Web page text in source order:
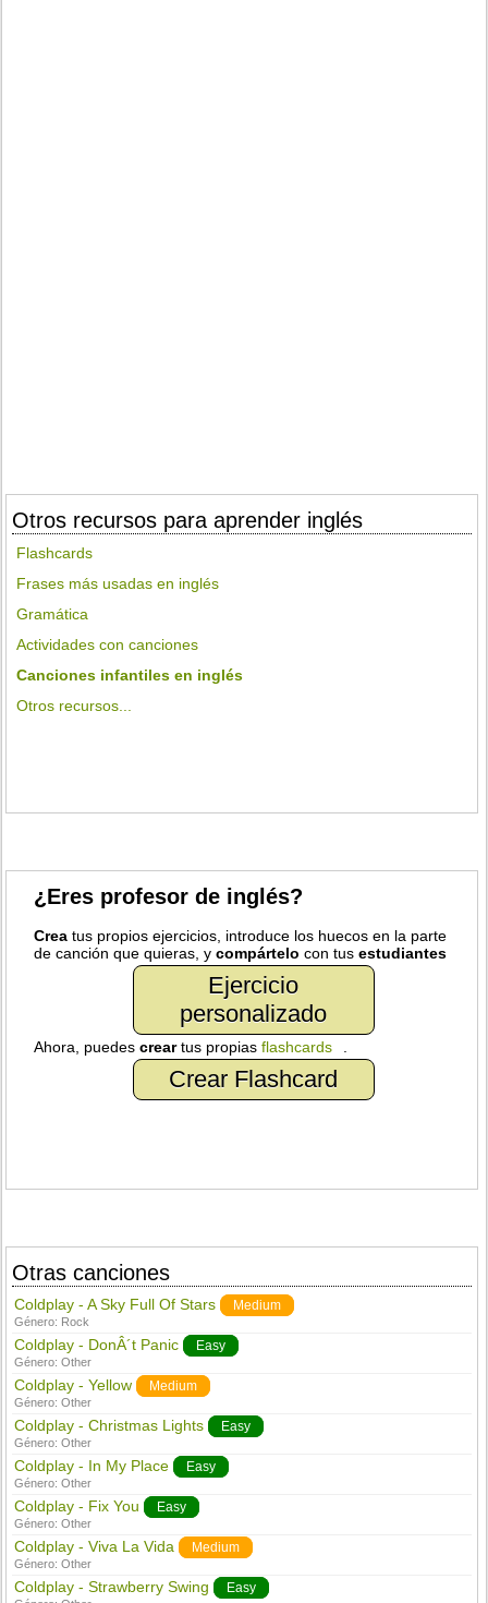
Otros recursos para aprender inglés
Flashcards
Frases más usadas en inglés
Gramática
Actividades con canciones
Canciones infantiles en inglés
Otros recursos...
¿Eres profesor de inglés?
Crea tus propios ejercicios, introduce los huecos en la parte
de canción que quieras, ycompártelo con tusestudiantes
Ejercicio
personalizado
Ahora, puedescreartus propiasflashcards .
Crear Flashcard
Otras canciones
Coldplay - A Sky Full Of Stars Medium
Género: Rock
Coldplay - DonÂ´t Panic Easy
Género:Other
Coldplay - Yellow Medium
Género:Other
Coldplay - Christmas Lights Easy
Género:Other
Coldplay - In My Place Easy
Género:Other
Coldplay - Fix You Easy
Género:Other
Coldplay - Viva La Vida Medium
Género:Other
Coldplay - Strawberry Swing Easy